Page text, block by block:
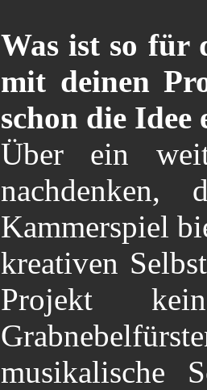
Was ist so für
mit deinen
schon die Idee
Über ein
Kammerspiel
kreativen
Projekt
musikalische